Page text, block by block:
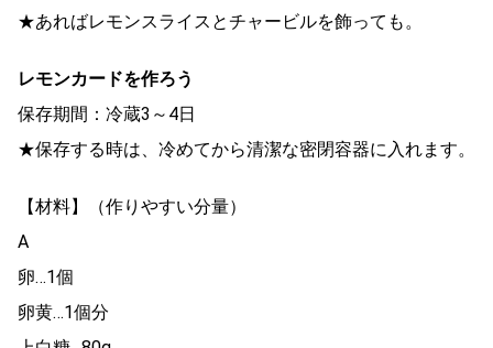
★あればレモンスライスとチャービルを飾っても。
レモンカードを作ろう
保存期間：冷蔵3～4日
★保存する時は、冷めてから清潔な密閉容器に入れます。
【材料】（作りやすい分量）
A
卵…1個
卵黄…1個分